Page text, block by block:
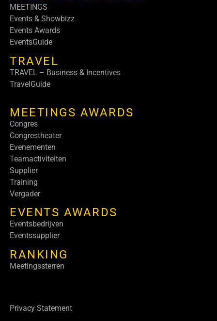
MEETINGS
Events & Showbizz
Events Awards
EventsGuide
TRAVEL
TRAVEL – Business & Incentives
TravelGuide
MEETINGS AWARDS
Congres
Congrestheater
Evenementen
Teamactiviteiten
Supplier
Training
Vergader
EVENTS AWARDS
Eventsbedrijven
Eventssupplier
RANKING
Meetingssterren
Privacy Statement